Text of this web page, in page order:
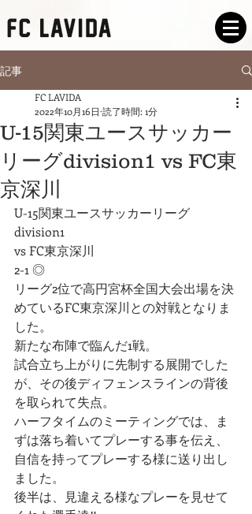
記事
U-15関東ユースサッカー
リーグdivision1 vs FC東
京深川
FC LAVIDA
2022年10月16日 読了時間: 1分
U-15関東ユースサッカーリーグ
division1
vs FC東京深川
2-1 ◎
リーグ2位で高円宮杯全国大会出場を決
めているFC東京深川との対戦となりま
した。
新たな布陣で臨んだ1戦。
試合立ち上がりに先制する展開でした
が、その後ディフェンスラインの背後
を取られて失点。
ハーフタイムのミーティングでは、ま
ずは落ち着いてプレーする事を伝え、
自信を持ってプレーする様に送り出し
ました。
後半は、見違える様なプレーを見せて